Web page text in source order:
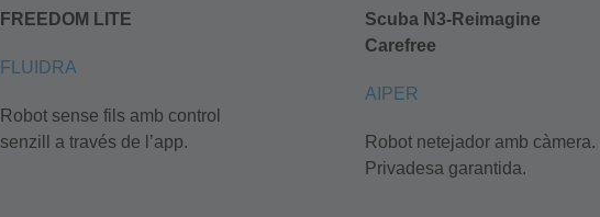
FREEDOM LITE
FLUIDRA
Robot sense fils amb control
senzill a través de l’app.
Scuba N3-Reimagine
Carefree
AIPER
Robot netejador amb càmera.
Privadesa garantida.